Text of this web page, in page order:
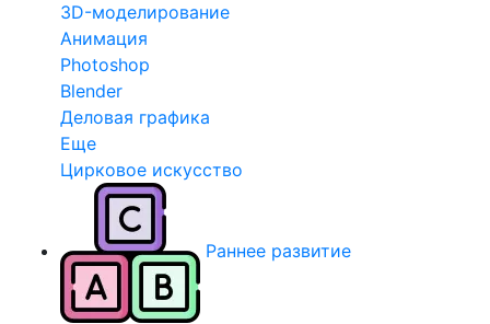
3D-моделирование
Анимация
Photoshop
Blender
Деловая графика
Еще
Цирковое искусство
Раннее развитие